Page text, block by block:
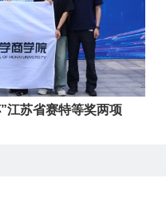
江苏省赛特等奖两项